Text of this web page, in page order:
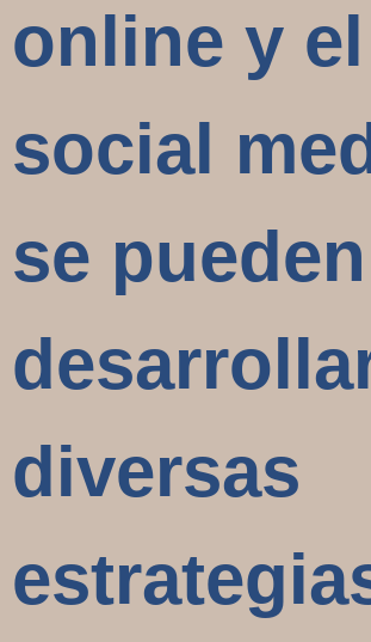
online y el
social
se pueden
diversas